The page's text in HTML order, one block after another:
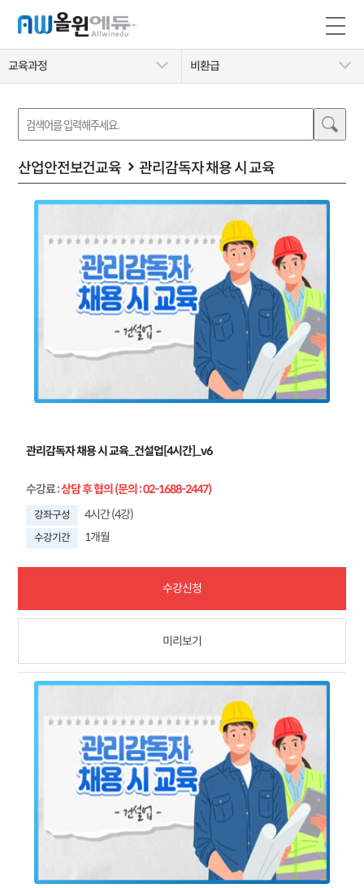
교육과정 비환급
산업안전보건교육 관리감독자 채용 시 교육
관리감독자 채용 시 교육_건설업[4시간]_v6
수강료:상담 후 협의 (문의 : 02-1688-2447)
강좌구성 4시간 (4강)
수강기간 1개월
수강신청
미리보기